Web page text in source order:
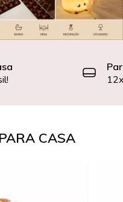
CASA